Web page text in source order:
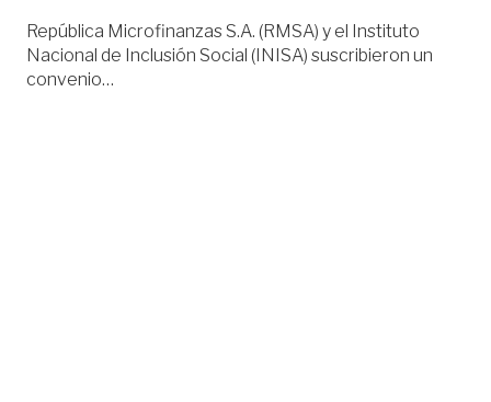
República Microfinanzas S.A. (RMSA) y el Instituto
Nacional de Inclusión Social (INISA) suscribieron un
convenio…